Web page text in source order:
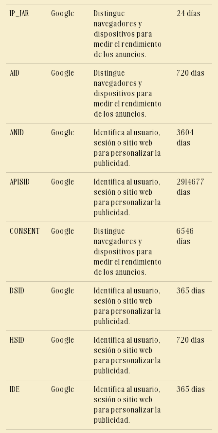
1P_JAR Google
Distingue
navegadores y
dispositivos para
medir el rendimiento
de los anuncios.
24 días
AID Google
Distingue
navegadores y
dispositivos para
medir el rendimiento
de los anuncios.
720 días
ANID Google
Identifica al usuario,
sesión o sitio web
para personalizar la
publicidad.
3604
días
APISID Google
Identifica al usuario,
sesión o sitio web
para personalizar la
publicidad.
2914677
días
CONSENT Google
Distingue
navegadores y
dispositivos para
medir el rendimiento
de los anuncios.
6546
días
DSID Google
Identifica al usuario,
sesión o sitio web
para personalizar la
publicidad.
365 días
HSID Google
Identifica al usuario,
sesión o sitio web
para personalizar la
publicidad.
720 días
IDE Google
Identifica al usuario,
sesión o sitio web
para personalizar la
publicidad.
365 días